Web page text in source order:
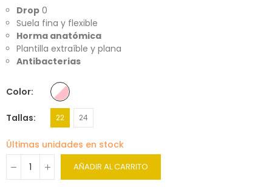
Drop 0
Suela fina y flexible
Horma anatómica
Plantilla extraíble y plana
Antibacterias
Color
Tallas 22 24
Últimas unidades en stock
AÑADIR AL CARRITO